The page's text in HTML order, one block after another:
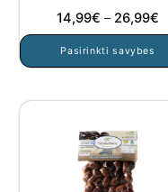
14,99€ – 26,99€
Pasirinkti savybes